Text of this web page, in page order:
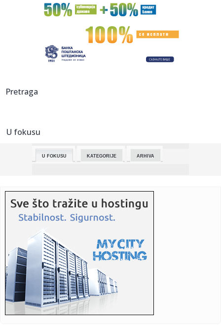
23:27:Remi "zmajeva" u posljednjoj provjeri za SP: Katić pogodio,
Memi...
Bešiktaš imenovao Vinćenca Italijana za novog trenera
23:27:Uhapšena dva Albanca i Crnogorac po Interpolovim
zamišlj...
23:14:
23:05:
ISPLIVALI DETALJI: Poznato koliko dugo će Ilić biti na klupi
22:50:Tesla ponovo odlaže novi Roadster
22:45:Četiri namirnice koje mogu da naruše belinu zuba
22:40:DRAMA ZA INFARKT: Trojka uz sirenu pa rat u produžetku –
Bara...
22:30:U Barseloni se balkoni izdaju za gledanje papine posete,
cene do ...
Pretraga
U fokusu
U FOKUSU KATEGORIJE ARHIVA